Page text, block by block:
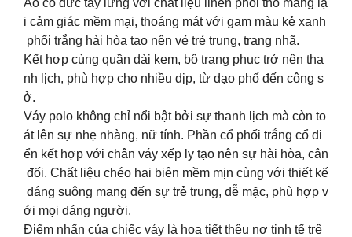
Áo cổ đức tay lửng với chất liệu linen phối thô mang lạ
i cảm giác mềm mại, thoáng mát với gam màu kẻ xanh
phối trắng hài hòa tạo nên vẻ trẻ trung, trang nhã.
Kết hợp cùng quần dài kem, bộ trang phục trở nên tha
nh lịch, phù hợp cho nhiều dịp, từ dạo phố đến công s
ở.
Váy polo không chỉ nổi bật bởi sự thanh lịch mà còn to
át lên sự nhẹ nhàng, nữ tính. Phần cổ phối trắng cổ đi
ển kết hợp với chân váy xếp ly tạo nên sự hài hòa, cân
đối. Chất liệu chéo hai biên mềm mịn cùng với thiết kế
dáng suông mang đến sự trẻ trung, dễ mặc, phù hợp v
ới mọi dáng người.
Điểm nhấn của chiếc váy là họa tiết thêu nơ tinh tế trê